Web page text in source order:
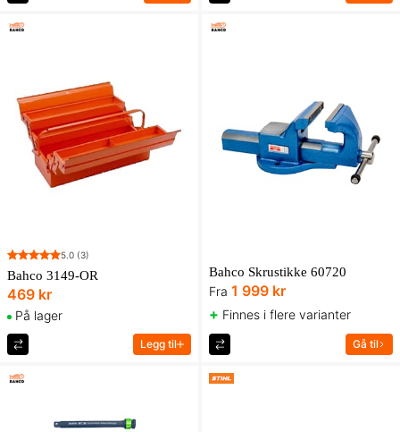
5.0 (3)
Bahco 3149-OR
469 kr
På lager
Legg til
Bahco Skrustikke 60720
Fra 1 999 kr
+ Finnes i flere varianter
Gå til